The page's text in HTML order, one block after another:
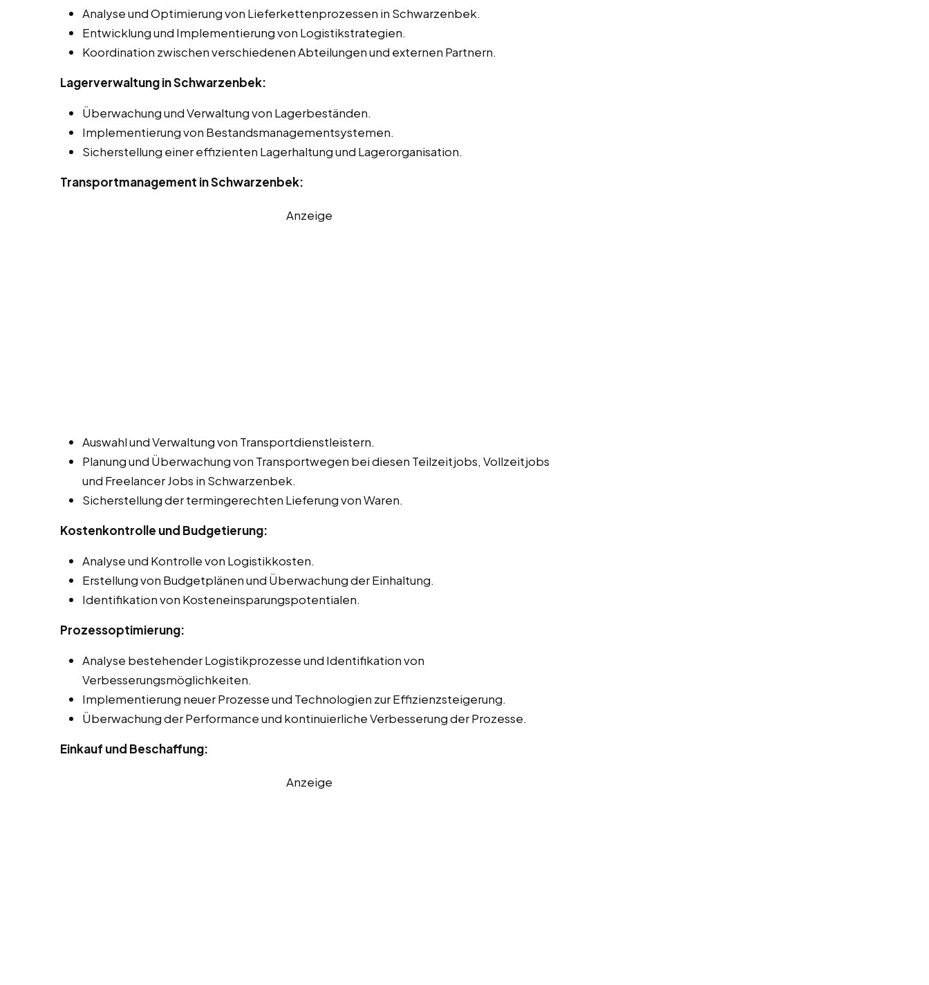
Analyse und Optimierung von Lieferkettenprozessen in Schwarzenbek.
Entwicklung und Implementierung von Logistikstrategien.
Koordination zwischen verschiedenen Abteilungen und externen Partnern.
Lagerverwaltung in Schwarzenbek:
Überwachung und Verwaltung von Lagerbeständen.
Implementierung von Bestandsmanagementsystemen.
Sicherstellung einer effizienten Lagerhaltung und Lagerorganisation.
Transportmanagement in Schwarzenbek:
Anzeige
Auswahl und Verwaltung von Transportdienstleistern.
Planung und Überwachung von Transportwegen bei diesen Teilzeitjobs, Vollzeitjobs
und Freelancer Jobs in Schwarzenbek.
Sicherstellung der termingerechten Lieferung von Waren.
Kostenkontrolle und Budgetierung:
Analyse und Kontrolle von Logistikkosten.
Erstellung von Budgetplänen und Überwachung der Einhaltung.
Identifikation von Kosteneinsparungspotentialen.
Prozessoptimierung:
Analyse bestehender Logistikprozesse und Identifikation von
Verbesserungsmöglichkeiten.
Implementierung neuer Prozesse und Technologien zur Effizienzsteigerung.
Überwachung der Performance und kontinuierliche Verbesserung der Prozesse.
Einkauf und Beschaffung:
Anzeige